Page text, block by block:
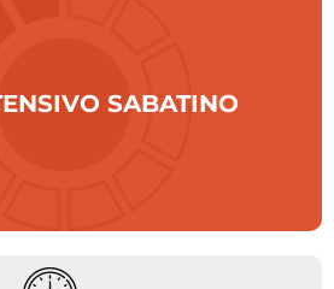
SABATINO